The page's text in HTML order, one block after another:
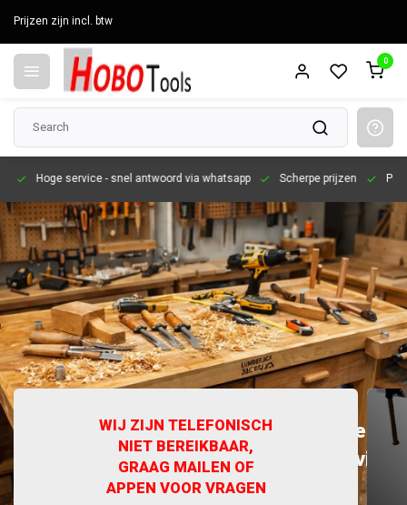
Prijzen zijn incl. btw
0
Hoge service- snel antwoord via whatsapp Scherpe prijzen
Professioneel gereedschap voor
vakmensen en ervaren doe-het-zelvers.
Kwaliteit, kennis en persoonlijke service
sinds 1992.
WIJ ZIJN TELEFONISCH
NIET BEREIKBAAR,
GRAAG MAILEN OF
APPEN VOOR VRAGEN